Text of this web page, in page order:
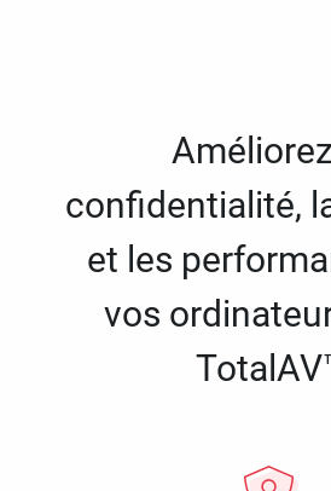
confidentialité,
et les
vos